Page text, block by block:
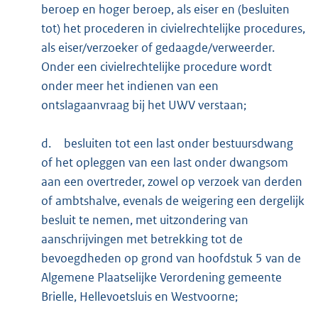
beroep en hoger beroep, als eiser en (besluiten
tot) het procederen in civielrechtelijke procedures,
als eiser/verzoeker of gedaagde/verweerder.
Onder een civielrechtelijke procedure wordt
onder meer het indienen van een
ontslagaanvraag bij het UWV verstaan;
d.
besluiten tot een last onder bestuursdwang
of het opleggen van een last onder dwangsom
aan een overtreder, zowel op verzoek van derden
of ambtshalve, evenals de weigering een dergelijk
besluit te nemen, met uitzondering van
aanschrijvingen met betrekking tot de
bevoegdheden op grond van hoofdstuk 5 van de
Algemene Plaatselijke Verordening gemeente
Brielle, Hellevoetsluis en Westvoorne;